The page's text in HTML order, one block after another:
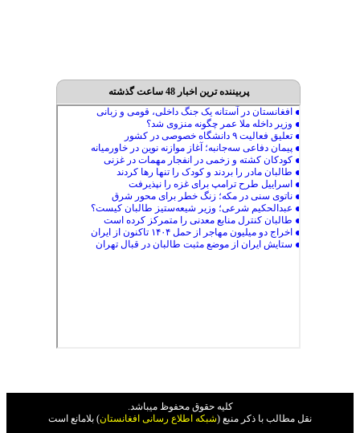
پربیننده ترین اخبار 48 ساعت گذشته
کليه حقوق محفوظ ميباشد.
نقل مطالب با ذکر منبع (شبکه اطلاع رسانی افغانستان) بلامانع است